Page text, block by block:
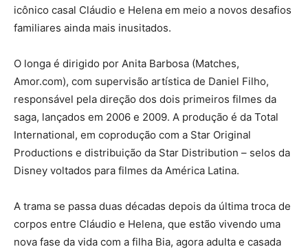
icônico casal Cláudio e Helena em meio a novos desafios
familiares ainda mais inusitados.
O longa é dirigido por Anita Barbosa (Matches,
Amor.com), com supervisão artística de Daniel Filho,
responsável pela direção dos dois primeiros filmes da
saga, lançados em 2006 e 2009. A produção é da Total
International, em coprodução com a Star Original
Productions e distribuição da Star Distribution – selos da
Disney voltados para filmes da América Latina.
A trama se passa duas décadas depois da última troca de
corpos entre Cláudio e Helena, que estão vivendo uma
nova fase da vida com a filha Bia, agora adulta e casada